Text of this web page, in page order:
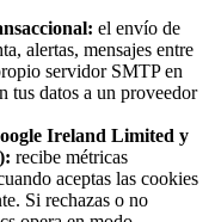
el envío de
alertas, mensajes entre
servidor SMTP en
tus datos a un proveedor
Ireland Limited y
recibe métricas
aceptas las cookies
Si rechazas o no